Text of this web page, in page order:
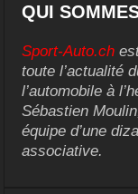
QUI
Sport-Auto.ch
toute l’actualité
l’automobile à
Sébastien
équipe d’une
associative.